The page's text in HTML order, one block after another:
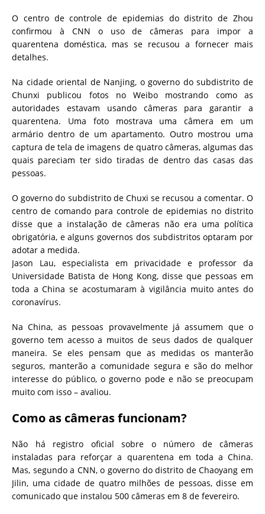
O centro de controle de epidemias do distrito de Zhou
confirmou à CNN o uso de câmeras para impor a
quarentena doméstica, mas se recusou a fornecer mais
detalhes.
Na cidade oriental de Nanjing, o governo do subdistrito de
Chunxi publicou fotos no Weibo mostrando como as
autoridades estavam usando câmeras para garantir a
quarentena. Uma foto mostrava uma câmera em um
armário dentro de um apartamento. Outro mostrou uma
captura de tela de imagens de quatro câmeras, algumas das
quais pareciam ter sido tiradas de dentro das casas das
pessoas.
O governo do subdistrito de Chuxi se recusou a comentar. O
centro de comando para controle de epidemias no distrito
disse que a instalação de câmeras não era uma política
obrigatória, e alguns governos dos subdistritos optaram por
adotar a medida.
Jason Lau, especialista em privacidade e professor da
Universidade Batista de Hong Kong, disse que pessoas em
toda a China se acostumaram à vigilância muito antes do
coronavírus.
Na China, as pessoas provavelmente já assumem que o
governo tem acesso a muitos de seus dados de qualquer
maneira. Se eles pensam que as medidas os manterão
seguros, manterão a comunidade segura e são do melhor
interesse do público, o governo pode e não se preocupam
muito com isso – avaliou.
Como as câmeras funcionam?
Não há registro oficial sobre o número de câmeras
instaladas para reforçar a quarentena em toda a China.
Mas, segundo a CNN, o governo do distrito de Chaoyang em
Jilin, uma cidade de quatro milhões de pessoas, disse em
comunicado que instalou 500 câmeras em 8 de fevereiro.